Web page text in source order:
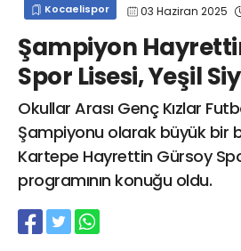
Kocaelispor 03 Haziran 2025
Şampiyon
Spor Lisesi, Yeşil
Okullar Arası Genç Kızlar
Şampiyonu olarak büyük bir
Kartepe Hayrettin Gürsoy
programının konuğu oldu.